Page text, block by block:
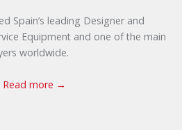
Spain’s leading Designer and
Equipment and one of the main
worldwide.
Read more →